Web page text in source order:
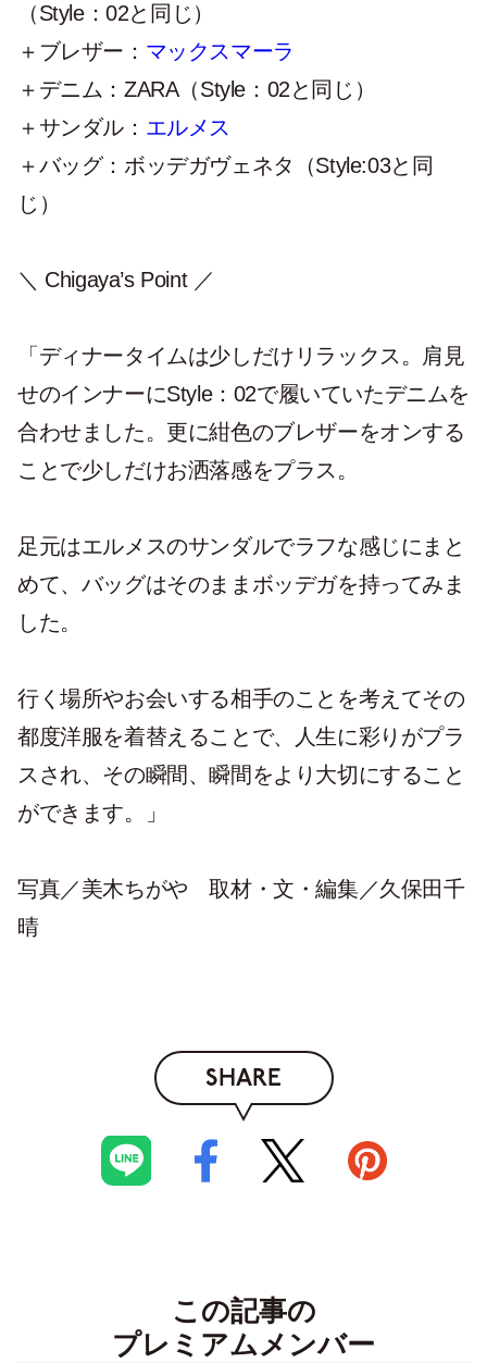
（Style：02と同じ）
＋ブレザー： マックスマーラ
＋デニム：ZARA（Style：02と同じ）
＋サンダル： エルメス
＋バッグ：ボッデガヴェネタ（Style:03と同
じ）
＼ Chigaya’s Point ／
「ディナータイムは少しだけリラックス。肩見
せのインナーにStyle：02で履いていたデニムを
合わせました。更に紺色のブレザーをオンする
ことで少しだけお洒落感をプラス。
足元はエルメスのサンダルでラフな感じにまと
めて、バッグはそのままボッデガを持ってみま
した。
行く場所やお会いする相手のことを考えてその
都度洋服を着替えることで、人生に彩りがプラ
スされ、その瞬間、瞬間をより大切にすること
ができます。」
写真／美木ちがや 取材・文・編集／久保田千
晴
SHARE
この記事の
プレミアムメンバー